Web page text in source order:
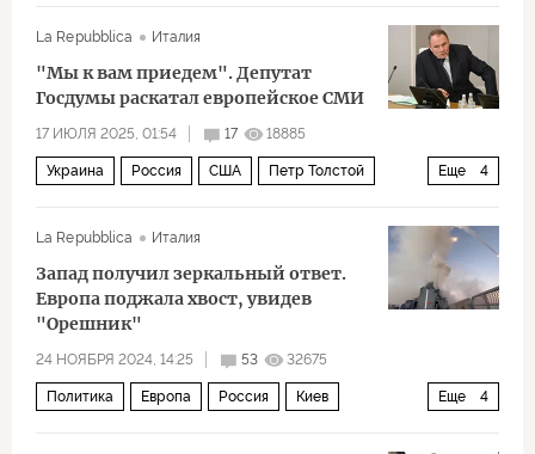
La Repubblica
Италия
"Мы к вам приедем". Депутат
Госдумы раскатал европейское СМИ
17 ИЮЛЯ 2025, 01:54 17 18885
Еще 4
Украина Россия США Петр Толстой
La Repubblica
Италия
Запад получил зеркальный ответ.
Европа поджала хвост, увидев
"Орешник"
24 НОЯБРЯ 2024, 14:25 53 32675
Еще 4
Политика Европа Россия Киев